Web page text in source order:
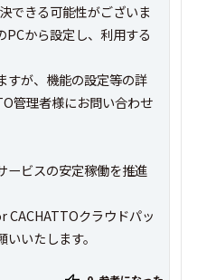
できる可能性がございま
PCから設定し、利用する
すが、機能の設定等の詳
管理者様にお問い合わせ
ービスの安定稼働を推進
クラウドパッ
いたします。